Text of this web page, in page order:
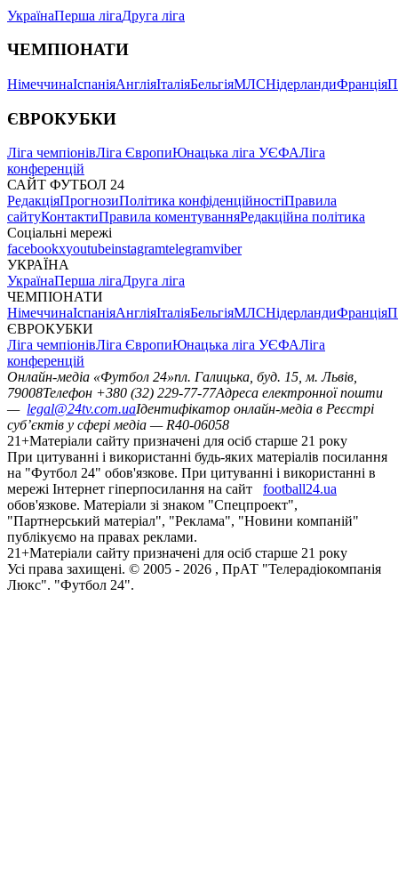
УкраїнаПерша лігаДруга ліга
ЧЕМПІОНАТИ
НімеччинаІспаніяАнгліяІталіяБельгіяМЛСНідерландиФранція
ЄВРОКУБКИ
Ліга чемпіонівЛіга ЄвропиЮнацька ліга УЄФАЛіга
конференцій
САЙТ ФУТБОЛ 24
РедакціяПрогнозиПолітика конфіденційностіПравила
сайтуКонтактиПравила коментуванняРедакційна політика
Соціальні мережі
facebookxyoutubeinstagramtelegramviber
УКРАЇНА
УкраїнаПерша лігаДруга ліга
ЧЕМПІОНАТИ
НімеччинаІспаніяАнгліяІталіяБельгіяМЛСНідерландиФранція
ЄВРОКУБКИ
Ліга чемпіонівЛіга ЄвропиЮнацька ліга УЄФАЛіга
конференцій
Онлайн-медіа «Футбол 24»пл. Галицька, буд. 15, м. Львів,
79008Телефон +380 (32) 229-77-77Адреса електронної пошти
— legal@24tv.com.uaІдентифікатор онлайн-медіа в Реєстрі
суб’єктів у сфері медіа — R40-06058
21+Матеріали сайту призначені для осіб старше 21 року
При цитуванні і використанні будь-яких матеріалів посилання
на "Футбол 24" обов'язкове. При цитуванні і використанні в
мережі Інтернет гіперпосилання на сайт
football24.ua
обов'язкове. Матеріали зі знаком "Спецпроект",
"Партнерський матеріал", "Реклама", "Новини компаній"
публікуємо на правах реклами.
21+Матеріали сайту призначені для осіб старше 21 року
Усi права захищенi. © 2005 - 2026 , ПрАТ "Телерадіокомпанія
Люкс". "Футбол 24".